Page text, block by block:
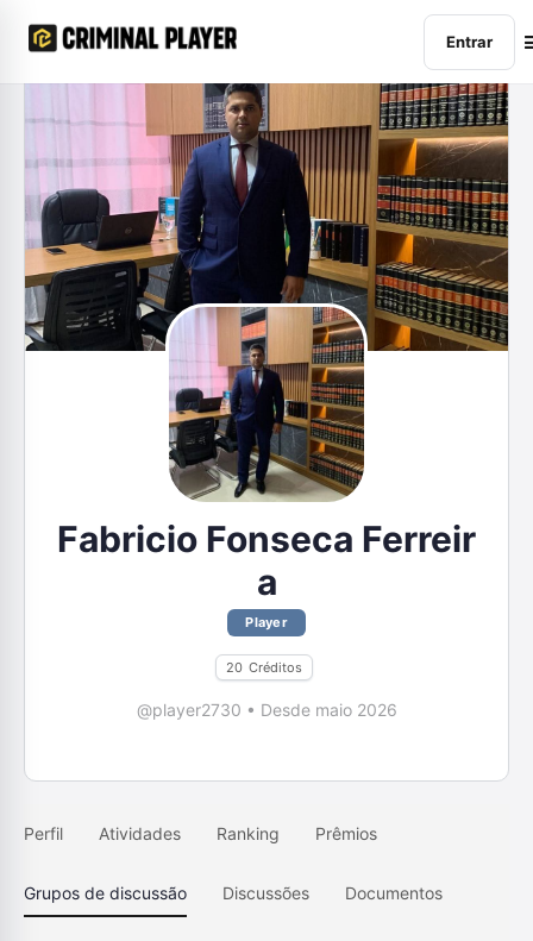
Entrar
Fabricio Fonseca Ferreir
a
Player
20 Créditos
@player2730 • Desde maio 2026
Perfil Atividades Ranking Prêmios
Grupos de discussão Discussões Documentos